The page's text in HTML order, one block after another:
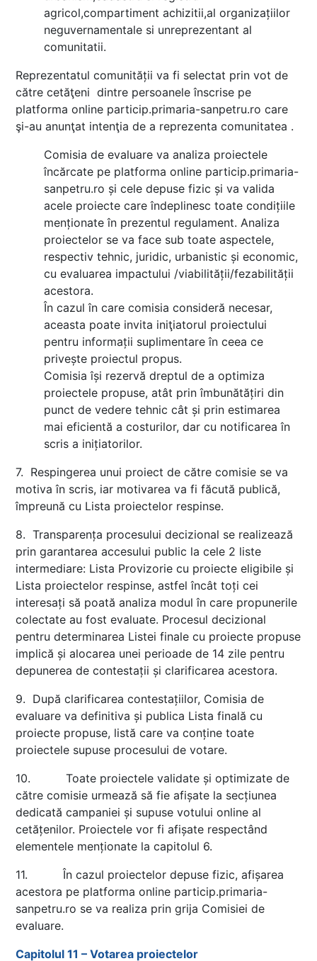
agricol,compartiment achizitii,al organizațiilor
neguvernamentale si unreprezentant al
comunitatii.
Reprezentatul comunității va fi selectat prin vot de
către cetăţeni dintre persoanele înscrise pe
platforma online particip.primaria-sanpetru.ro care
şi-au anunţat intenţia de a reprezenta comunitatea .
Comisia de evaluare va analiza proiectele
încărcate pe platforma online particip.primaria-
sanpetru.ro și cele depuse fizic și va valida
acele proiecte care îndeplinesc toate condițiile
menționate în prezentul regulament. Analiza
proiectelor se va face sub toate aspectele,
respectiv tehnic, juridic, urbanistic și economic,
cu evaluarea impactului /viabilității/fezabilității
acestora.
În cazul în care comisia consideră necesar,
aceasta poate invita iniţiatorul proiectului
pentru informații suplimentare în ceea ce
privește proiectul propus.
Comisia își rezervă dreptul de a optimiza
proiectele propuse, atât prin îmbunătățiri din
punct de vedere tehnic cât și prin estimarea
mai eficientă a costurilor, dar cu notificarea în
scris a inițiatorilor.
7. Respingerea unui proiect de către comisie se va
motiva în scris, iar motivarea va fi făcută publică,
împreună cu Lista proiectelor respinse.
8. Transparența procesului decizional se realizează
prin garantarea accesului public la cele 2 liste
intermediare: Lista Provizorie cu proiecte eligibile și
Lista proiectelor respinse, astfel încât toți cei
interesați să poată analiza modul în care propunerile
colectate au fost evaluate. Procesul decizional
pentru determinarea Listei finale cu proiecte propuse
implică și alocarea unei perioade de 14 zile pentru
depunerea de contestații și clarificarea acestora.
9. După clarificarea contestațiilor, Comisia de
evaluare va definitiva și publica Lista finală cu
proiecte propuse, listă care va conține toate
proiectele supuse procesului de votare.
10. Toate proiectele validate și optimizate de
către comisie urmează să fie afișate la secțiunea
dedicată campaniei și supuse votului online al
cetățenilor. Proiectele vor fi afișate respectând
elementele menționate la capitolul 6.
11. În cazul proiectelor depuse fizic, afișarea
acestora pe platforma online particip.primaria-
sanpetru.ro se va realiza prin grija Comisiei de
evaluare.
Capitolul 11 – Votarea proiectelor